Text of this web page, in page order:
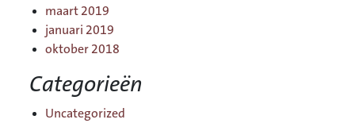
maart 2019
januari 2019
oktober 2018
Categorieën
Uncategorized